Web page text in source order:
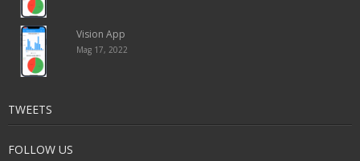
Vision App
Mag 17, 2022
TWEETS
FOLLOW US